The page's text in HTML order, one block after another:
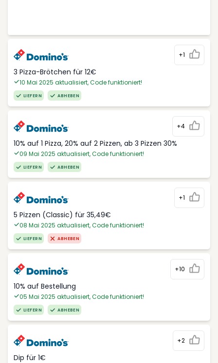
+1
3 Pizza-Brötchen für 12€
10 Mai 2025 aktualisiert, Code funktioniert!
LIEFERN ABHEBEN
+4
10% auf 1 Pizza, 20% auf 2 Pizzen, ab 3 Pizzen 30%
09 Mai 2025 aktualisiert, Code funktioniert!
LIEFERN ABHEBEN
+1
5 Pizzen (Classic) für 35,49€
08 Mai 2025 aktualisiert, Code funktioniert!
LIEFERN ABHEBEN
+10
10% auf Bestellung
05 Mai 2025 aktualisiert, Code funktioniert!
LIEFERN ABHEBEN
+2
Dip für 1€